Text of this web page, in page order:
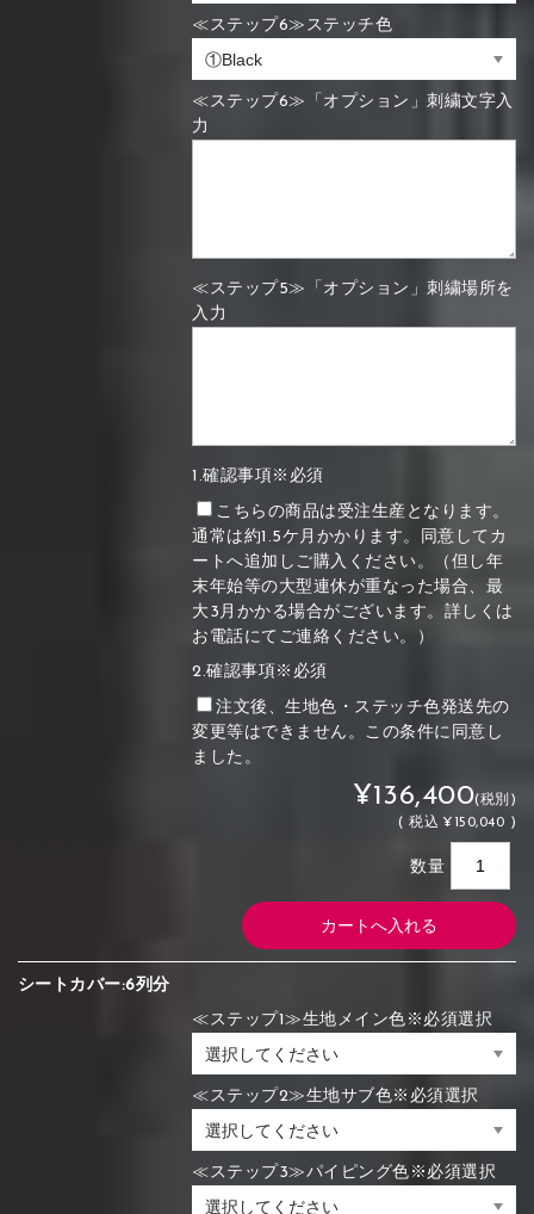
≪ステップ6≫ステッチ色
≪ステップ6≫「オプション」刺繍文字入
力
≪ステップ5≫「オプション」刺繍場所を
入力
1.確認事項※必須
こちらの商品は受注生産となります。
通常は約1.5ケ月かかります。同意してカ
ートへ追加しご購入ください。（但し年
末年始等の大型連休が重なった場合、最
大3月かかる場合がございます。詳しくは
お電話にてご連絡ください。）
2.確認事項※必須
注文後、生地色・ステッチ色発送先の
変更等はできません。この条件に同意し
ました。
¥136,400(税別)
(税込 ¥150,040 )
数量
シートカバー:6列分
≪ステップ1≫生地メイン色※必須選択
≪ステップ2≫生地サブ色※必須選択
≪ステップ3≫パイピング色※必須選択